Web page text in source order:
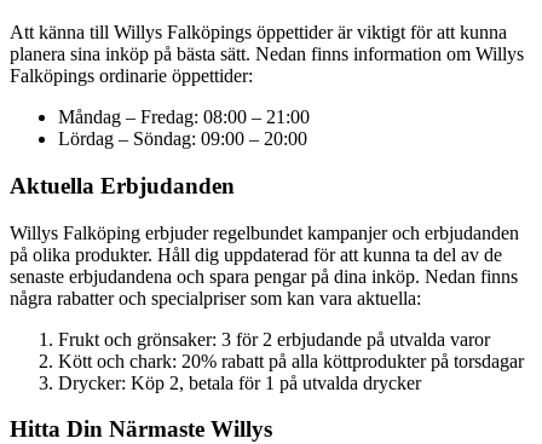
Att känna till Willys Falköpings öppettider är viktigt för att kunna
planera sina inköp på bästa sätt. Nedan finns information om Willys
Falköpings ordinarie öppettider:
Måndag – Fredag: 08:00 – 21:00
Lördag – Söndag: 09:00 – 20:00
Aktuella Erbjudanden
Willys Falköping erbjuder regelbundet kampanjer och erbjudanden
på olika produkter. Håll dig uppdaterad för att kunna ta del av de
senaste erbjudandena och spara pengar på dina inköp. Nedan finns
några rabatter och specialpriser som kan vara aktuella:
Frukt och grönsaker: 3 för 2 erbjudande på utvalda varor
Kött och chark: 20% rabatt på alla köttprodukter på torsdagar
Drycker: Köp 2, betala för 1 på utvalda drycker
Hitta Din Närmaste Willys